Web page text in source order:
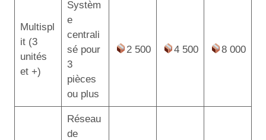
Multispl
it (3
unités
et +)
Systèm
e
centrali
sé pour
3
pièces
ou plus
2 500 4 500 8 000
Réseau
de